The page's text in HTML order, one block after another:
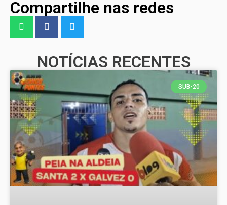
Compartilhe nas redes
NOTÍCIAS RECENTES
SUB-20